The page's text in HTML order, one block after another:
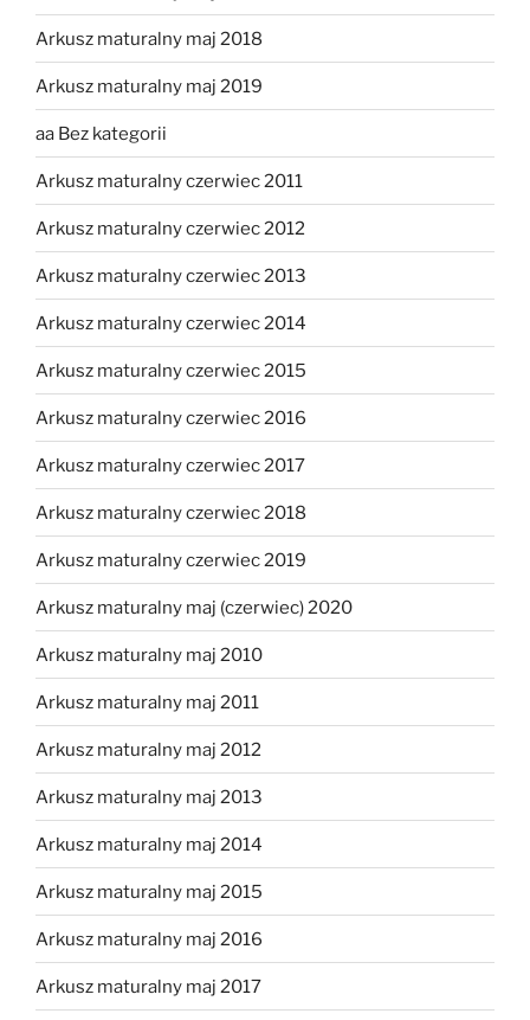
Arkusz maturalny maj 2018
Arkusz maturalny maj 2019
aa Bez kategorii
Arkusz maturalny czerwiec 2011
Arkusz maturalny czerwiec 2012
Arkusz maturalny czerwiec 2013
Arkusz maturalny czerwiec 2014
Arkusz maturalny czerwiec 2015
Arkusz maturalny czerwiec 2016
Arkusz maturalny czerwiec 2017
Arkusz maturalny czerwiec 2018
Arkusz maturalny czerwiec 2019
Arkusz maturalny maj (czerwiec) 2020
Arkusz maturalny maj 2010
Arkusz maturalny maj 2011
Arkusz maturalny maj 2012
Arkusz maturalny maj 2013
Arkusz maturalny maj 2014
Arkusz maturalny maj 2015
Arkusz maturalny maj 2016
Arkusz maturalny maj 2017